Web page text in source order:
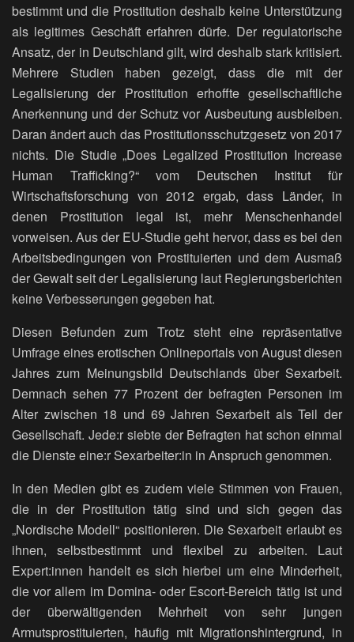
bestimmt und die Prostitution deshalb keine Unterstützung
als legitimes Geschäft erfahren dürfe. Der regulatorische
Ansatz, der in Deutschland gilt, wird deshalb stark kritisiert.
Mehrere Studien haben gezeigt, dass die mit der
Legalisierung der Prostitution erhoffte gesellschaftliche
Anerkennung und der Schutz vor Ausbeutung ausbleiben.
Daran ändert auch das Prostitutionsschutzgesetz von 2017
nichts. Die Studie „Does Legalized Prostitution Increase
Human Trafficking?“ vom Deutschen Institut für
Wirtschaftsforschung von 2012 ergab, dass Länder, in
denen Prostitution legal ist, mehr Menschenhandel
vorweisen. Aus der EU-Studie geht hervor, dass es bei den
Arbeitsbedingungen von Prostituierten und dem Ausmaß
der Gewalt seit der Legalisierung laut Regierungsberichten
keine Verbesserungen gegeben hat.
Diesen Befunden zum Trotz steht eine repräsentative
Umfrage eines erotischen Onlineportals von August diesen
Jahres zum Meinungsbild Deutschlands über Sexarbeit.
Demnach sehen 77 Prozent der befragten Personen im
Alter zwischen 18 und 69 Jahren Sexarbeit als Teil der
Gesellschaft. Jede:r siebte der Befragten hat schon einmal
die Dienste eine:r Sexarbeiter:in in Anspruch genommen.
In den Medien gibt es zudem viele Stimmen von Frauen,
die in der Prostitution tätig sind und sich gegen das
„Nordische Modell“ positionieren. Die Sexarbeit erlaubt es
ihnen, selbstbestimmt und flexibel zu arbeiten. Laut
Expert:innen handelt es sich hierbei um eine Minderheit,
die vor allem im Domina- oder Escort-Bereich tätig ist und
der überwältigenden Mehrheit von sehr jungen
Armutsprostituierten, häufig mit Migrationshintergrund, in